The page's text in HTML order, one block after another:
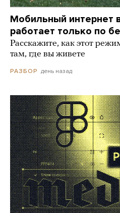
Мобильный интернет
работает только по
Расскажите, как этот
там, где вы живете
РАЗБОР день назад